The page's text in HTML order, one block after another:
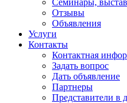
Семинары,
Отзывы
Объявления
Услуги
Контакты
Контактная
Задать вопрос
Дать объявление
Партнеры
Представители в